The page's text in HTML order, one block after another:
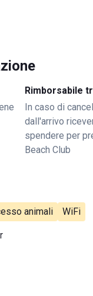
Rimborsabile
In caso di
dall'arrivo
spendere per
Beach Club
animali WiFi